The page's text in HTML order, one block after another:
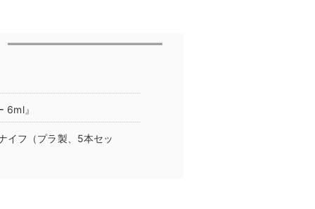
6ml』
イフ（プラ製、5本セッ